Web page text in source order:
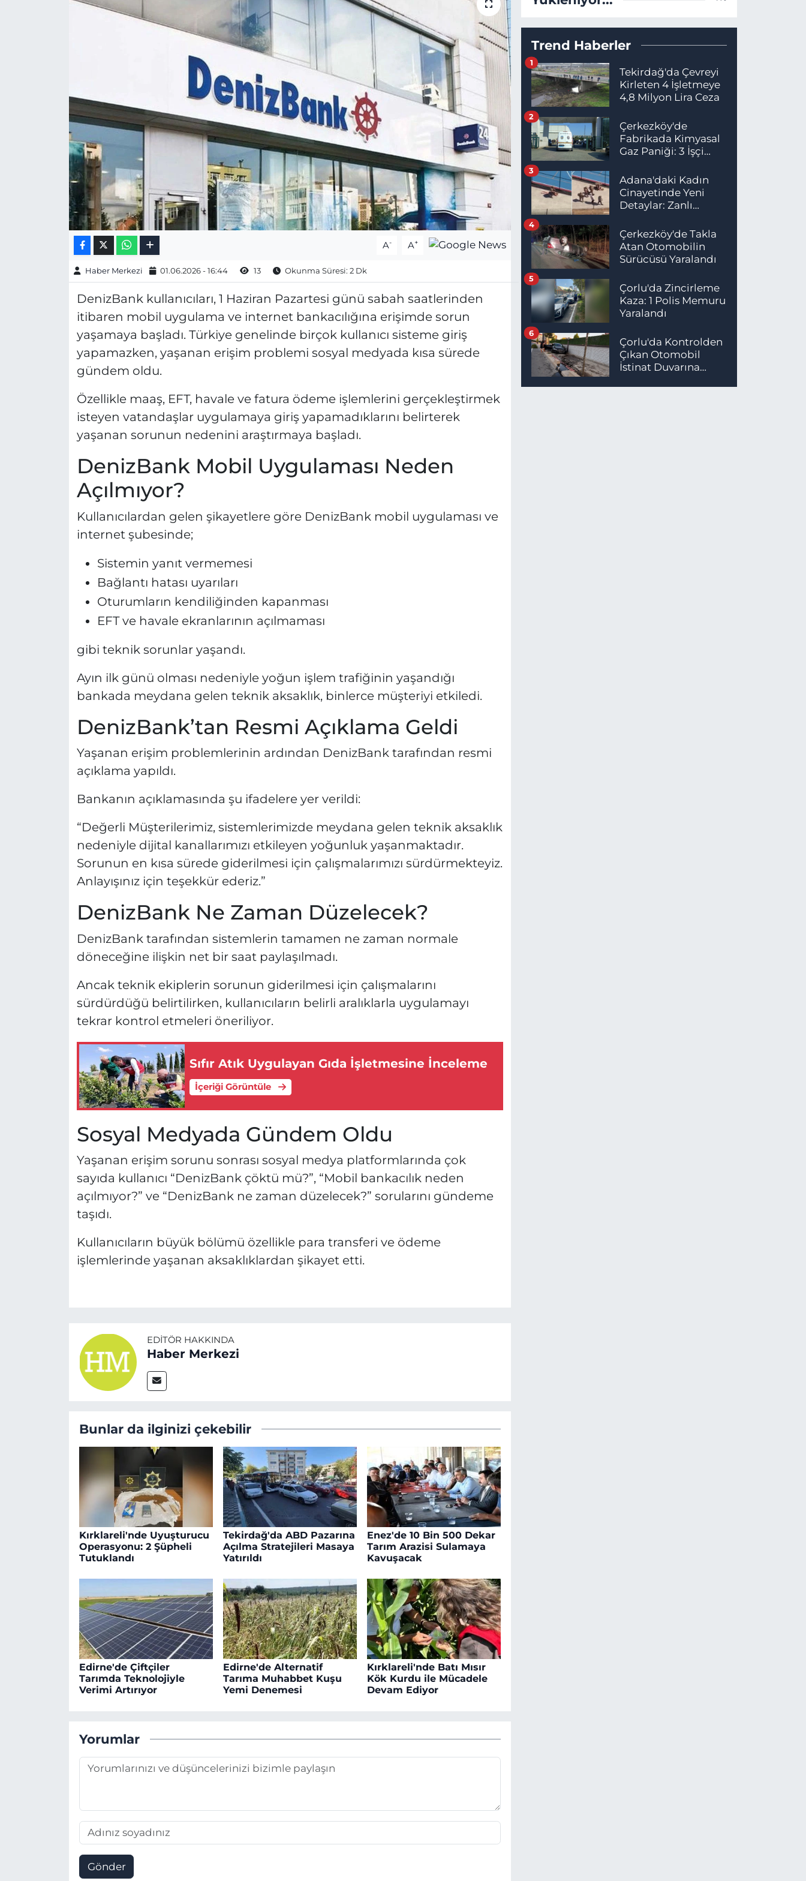
A- A+
Haber Merkezi 01.06.2026 - 16:44 13 Okunma Süresi: 2 Dk
DenizBank kullanıcıları, 1 Haziran Pazartesi günü sabah saatlerinden
itibaren mobil uygulama ve internet bankacılığına erişimde sorun
yaşamaya başladı. Türkiye genelinde birçok kullanıcı sisteme giriş
yapamazken, yaşanan erişim problemi sosyal medyada kısa sürede
gündem oldu.
Özellikle maaş, EFT, havale ve fatura ödeme işlemlerini gerçekleştirmek
isteyen vatandaşlar uygulamaya giriş yapamadıklarını belirterek
yaşanan sorunun nedenini araştırmaya başladı.
DenizBank Mobil Uygulaması Neden
Açılmıyor?
Kullanıcılardan gelen şikayetlere göre DenizBank mobil uygulaması ve
internet şubesinde;
Sistemin yanıt vermemesi
Bağlantı hatası uyarıları
Oturumların kendiliğinden kapanması
EFT ve havale ekranlarının açılmaması
gibi teknik sorunlar yaşandı.
Ayın ilk günü olması nedeniyle yoğun işlem trafiğinin yaşandığı
bankada meydana gelen teknik aksaklık, binlerce müşteriyi etkiledi.
DenizBank’tan Resmi Açıklama Geldi
Yaşanan erişim problemlerinin ardından DenizBank tarafından resmi
açıklama yapıldı.
Bankanın açıklamasında şu ifadelere yer verildi:
“Değerli Müşterilerimiz, sistemlerimizde meydana gelen teknik aksaklık
nedeniyle dijital kanallarımızı etkileyen yoğunluk yaşanmaktadır.
Sorunun en kısa sürede giderilmesi için çalışmalarımızı sürdürmekteyiz.
Anlayışınız için teşekkür ederiz.”
DenizBank Ne Zaman Düzelecek?
DenizBank tarafından sistemlerin tamamen ne zaman normale
döneceğine ilişkin net bir saat paylaşılmadı.
Ancak teknik ekiplerin sorunun giderilmesi için çalışmalarını
sürdürdüğü belirtilirken, kullanıcıların belirli aralıklarla uygulamayı
tekrar kontrol etmeleri öneriliyor.
Sıfır Atık Uygulayan Gıda İşletmesine İnceleme
İçeriği Görüntüle
Sosyal Medyada Gündem Oldu
Yaşanan erişim sorunu sonrası sosyal medya platformlarında çok
sayıda kullanıcı “DenizBank çöktü mü?”, “Mobil bankacılık neden
açılmıyor?” ve “DenizBank ne zaman düzelecek?” sorularını gündeme
taşıdı.
Kullanıcıların büyük bölümü özellikle para transferi ve ödeme
işlemlerinde yaşanan aksaklıklardan şikayet etti.
EDITÖR HAKKINDA
Haber Merkezi
Bunlar da ilginizi çekebilir
Kırklareli'nde Uyuşturucu
Operasyonu: 2 Şüpheli
Tutuklandı
Tekirdağ'da ABD Pazarına
Açılma Stratejileri Masaya
Yatırıldı
Enez'de 10 Bin 500 Dekar
Tarım Arazisi Sulamaya
Kavuşacak
Edirne'de Çiftçiler
Tarımda Teknolojiyle
Verimi Artırıyor
Edirne'de Alternatif
Tarıma Muhabbet Kuşu
Yemi Denemesi
Kırklareli'nde Batı Mısır
Kök Kurdu ile Mücadele
Devam Ediyor
Yorumlar
Gönder
Trend Haberler
Tekirdağ'da Çevreyi
Kirleten 4 İşletmeye
4,8 Milyon Lira Ceza
1
Çerkezköy'de
Fabrikada Kimyasal
Gaz Paniği: 3 İşçi
2
Adana'daki Kadın
Cinayetinde Yeni
Detaylar: Zanlı
Yakalandı
3
Çerkezköy'de Takla
Atan Otomobilin
Sürücüsü Yaralandı
4
Çorlu'da Zincirleme
Kaza: 1 Polis Memuru
Yaralandı
5
Çorlu'da Kontrolden
Çıkan Otomobil
İstinat Duvarına
6
Topluluk Kuralları
Yayın İlkeleri